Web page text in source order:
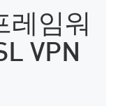
레임워
VPN